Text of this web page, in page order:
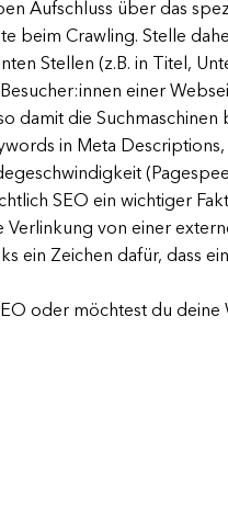
Aufschluss über das
beim Crawling. Stelle
Stellen (z.B. in Titel,
einer
damit die
in Meta
SEO ein wichtiger
Verlinkung von einer
ein Zeichen dafür, dass
oder möchtest du